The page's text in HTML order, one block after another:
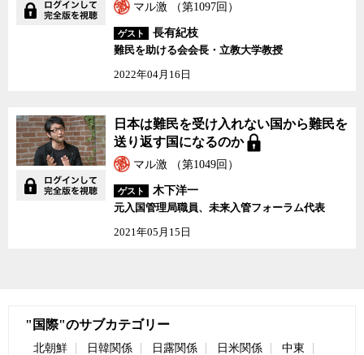
マル激 （第1097回）
ゲスト
長有紀枝
難民を助ける会会長・立教大学教授
2022年04月16日
日本は難民を受け入れない国から難民を
送り返す国になるのか
マル激 （第1049回）
ゲスト
木下洋一
元入国管理局職員、未来入管フォーラム代表
2021年05月15日
"国際"のサブカテゴリー
北朝鮮 日韓関係 日露関係 日米関係
中東